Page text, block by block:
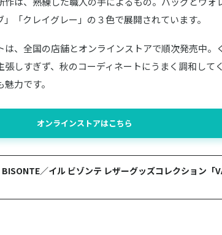
「クレイグレー」の３色で展開されています。
、全国の店舗とオンラインストアで順次発売中。
しすぎず、秋のコーディネートにうまく調和して
力です。
オンラインストアはこちら
／イル ビゾンテ レザーグッズコレクション「